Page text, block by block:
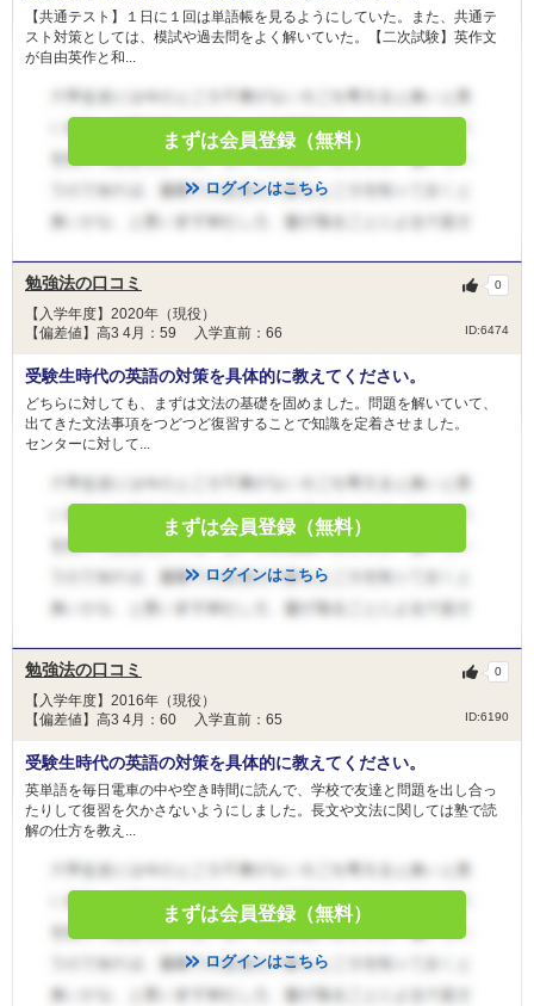
【共通テスト】１日に１回は単語帳を見るようにしていた。また、共通テ
スト対策としては、模試や過去問をよく解いていた。【二次試験】英作文
が自由英作と和...
まずは会員登録（無料）
ログインはこちら
勉強法の口コミ
【入学年度】2020年（現役）
【偏差値】高3 4月：59 入学直前：66
ID:6474
0
受験生時代の英語の対策を具体的に教えてください。
どちらに対しても、まずは文法の基礎を固めました。問題を解いていて、
出てきた文法事項をつどつど復習することで知識を定着させました。
センターに対して...
まずは会員登録（無料）
ログインはこちら
勉強法の口コミ
【入学年度】2016年（現役）
【偏差値】高3 4月：60 入学直前：65
ID:6190
0
受験生時代の英語の対策を具体的に教えてください。
英単語を毎日電車の中や空き時間に読んで、学校で友達と問題を出し合っ
たりして復習を欠かさないようにしました。長文や文法に関しては塾で読
解の仕方を教え...
まずは会員登録（無料）
ログインはこちら